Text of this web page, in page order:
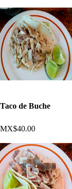
Taco de Buche
MX$40.00